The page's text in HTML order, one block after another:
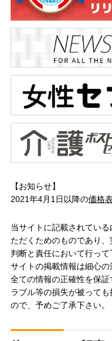
【お知らせ】
2021年4月1日以降の価格
当サイトに記載されてい
ただくためのものであり
判断と責任において行っ
サイトの掲載情報は細心
全ての情報の正確性を保
ラブル等の損失が被って
ので、予めご了承下さい。